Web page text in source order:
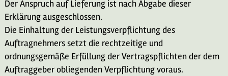
Der Anspruch auf Lieferung ist nach Abgabe dieser
Erklärung ausgeschlossen.
Die Einhaltung der Leistungsverpflichtung des
Auftragnehmers setzt die rechtzeitige und
ordnungsgemäße Erfüllung der Vertragspflichten der dem
Auftraggeber obliegenden Verpflichtung voraus.